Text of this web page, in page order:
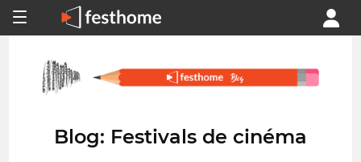
Blog: Festivals de cinéma